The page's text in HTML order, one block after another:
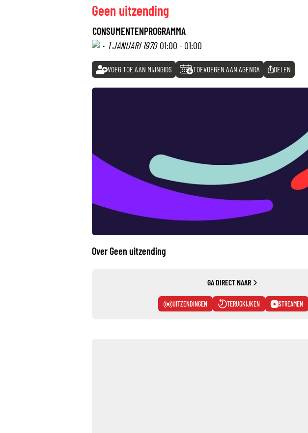
Geen uitzending
CONSUMENTENPROGRAMMA
· 1 JANUARI 1970 01:00 - 01:00
VOEG TOE AAN MIJNGIDS TOEVOEGEN AAN AGENDA DELEN
Over Geen uitzending
GA DIRECT NAAR
UITZENDINGEN TERUGKIJKEN STREAMEN